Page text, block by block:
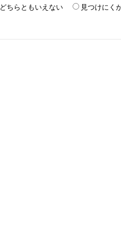
どちらともいえない 見つけにく